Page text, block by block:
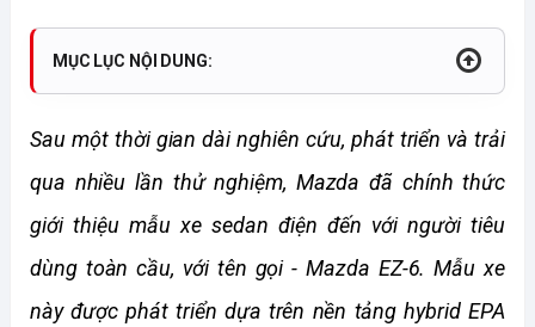
MỤC LỤC NỘI DUNG:
Sau một thời gian dài nghiên cứu, phát triển và trải
qua nhiều lần thử nghiệm, Mazda đã chính thức
giới thiệu mẫu xe sedan điện đến với người tiêu
dùng toàn cầu, với tên gọi - Mazda EZ-6. Mẫu xe
này được phát triển dựa trên nền tảng hybrid EPA